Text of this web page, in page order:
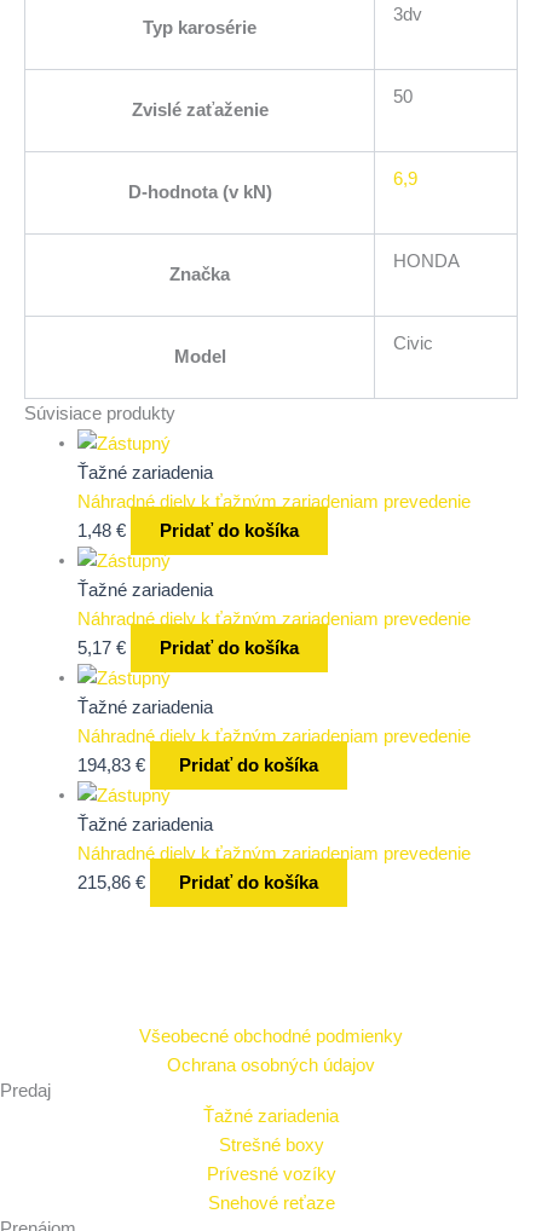
Typ karosérie
3dv
Zvislé zaťaženie
50
D-hodnota (v kN)
6,9
Značka
HONDA
Model
Civic
Súvisiace produkty
Ťažné zariadenia
Náhradné diely k ťažným zariadeniam prevedenie
1,48 € Pridať do košíka
Ťažné zariadenia
Náhradné diely k ťažným zariadeniam prevedenie
5,17 € Pridať do košíka
Ťažné zariadenia
Náhradné diely k ťažným zariadeniam prevedenie
194,83 € Pridať do košíka
Ťažné zariadenia
Náhradné diely k ťažným zariadeniam prevedenie
215,86 € Pridať do košíka
Všeobecné obchodné podmienky
Ochrana osobných údajov
Predaj
Ťažné zariadenia
Strešné boxy
Prívesné vozíky
Snehové reťaze